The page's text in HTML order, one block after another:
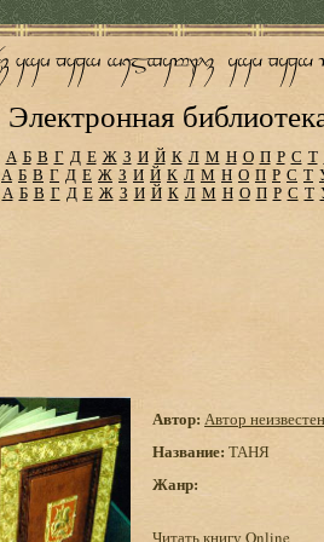
Электронная
А Б В Г Д Е Ж З И Й К Л М Н О П Р С Т
А Б В Г Д Е Ж З И Й К Л М Н О П Р С Т
А Б В Г Д Е Ж З И Й К Л М Н О П Р С Т
Автор: Автор неизвестен
Название: ТАНЯ
Жанр:
Читать книгу Online